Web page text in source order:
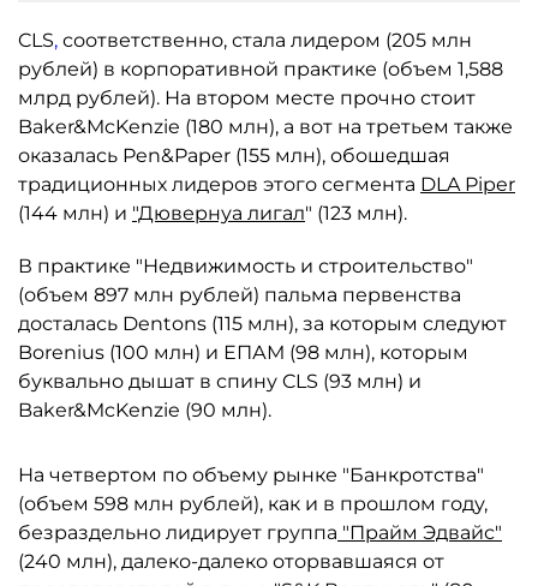
CLS, соответственно, стала лидером (205 млн
рублей) в корпоративной практике (объем 1,588
млрд рублей). На втором месте прочно стоит
Baker&McKenzie (180 млн), а вот на третьем также
оказалась Pen&Paper (155 млн), обошедшая
традиционных лидеров этого сегмента DLA Piper
(144 млн) и "Дювернуа лигал" (123 млн).
В практике "Недвижимость и строительство"
(объем 897 млн рублей) пальма первенства
досталась Dentons (115 млн), за которым следуют
Borenius (100 млн) и ЕПАМ (98 млн), которым
буквально дышат в спину CLS (93 млн) и
Baker&McKenzie (90 млн).
На четвертом по объему рынке "Банкротства"
(объем 598 млн рублей), как и в прошлом году,
безраздельно лидирует группа "Прайм Эдвайс"
(240 млн), далеко-далеко оторвавшаяся от